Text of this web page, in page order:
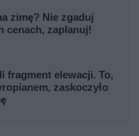
zimę? Nie zgaduj
cenach, zaplanuj!
fragment elewacji. To,
zaskoczyło